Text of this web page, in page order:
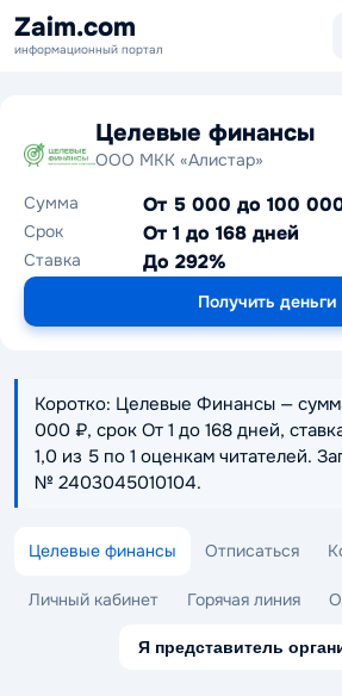
Zaim.com
информационный портал
Целевые финансы
ООО МКК «Алистар»
Сумма
От 5 000 до 100
Срок От 1 до 168 дней
Ставка До 292%
Получить деньги
Коротко: Целевые Финансы —
000 ₽, срок От 1 до 168 дней,
1,0 из 5 по 1 оценкам читателей.
№ 2403045010104.
Целевые финансы Отписаться
Личный кабинет Горячая линия
Я представитель